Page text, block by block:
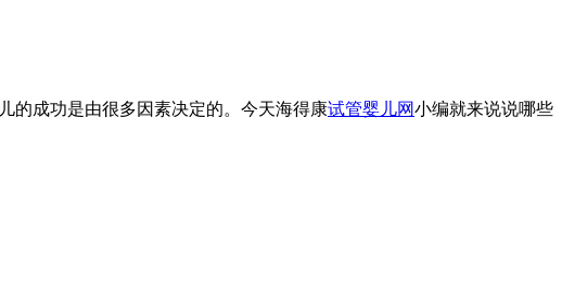
的成功是由很多因素决定的。今天海得康试管婴儿网小编就来说说哪些